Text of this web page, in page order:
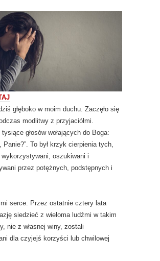
głęboko w moim duchu. Zaczęło się
modlitwy z przyjaciółmi.
tysiące głosów wołających do Boga:
Panie?”. To był krzyk cierpienia tych,
oszukiwani i
przez potężnych, podstępnych i
mi serce. Przez ostatnie cztery lata
siedzieć z wieloma ludźmi w takim
nie z własnej winy, zostali
dla czyjejś korzyści lub chwilowej